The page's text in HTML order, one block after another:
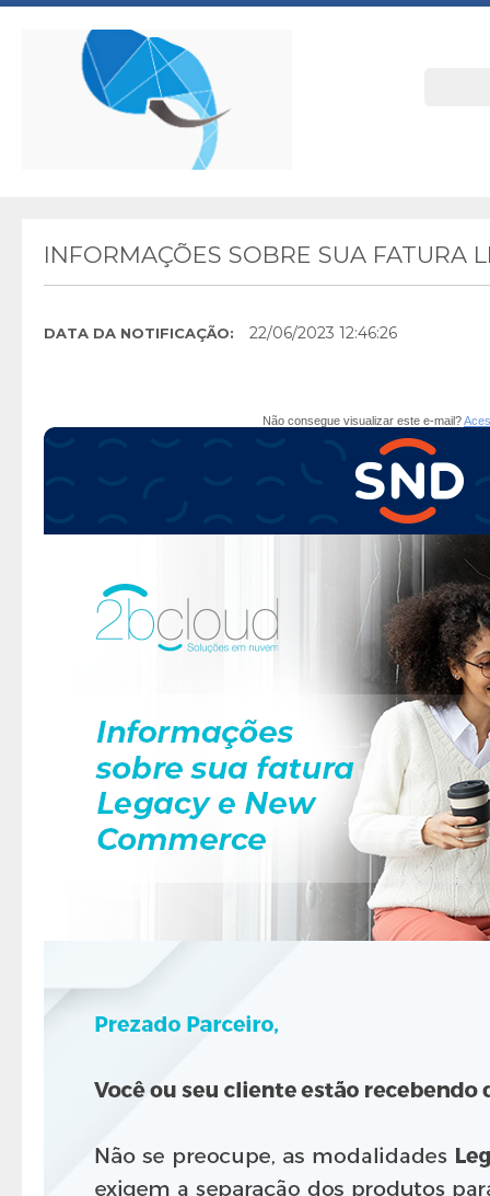
INFORMAÇÕES SOBRE SUA FATURA
DATA DA NOTIFICAÇÃO: 22/06/2023 12:46:26
Não consegue visualizar este e-mail?